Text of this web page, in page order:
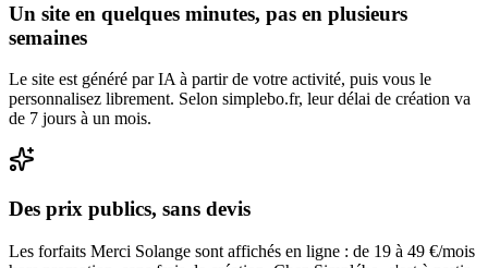
Un site en quelques minutes, pas en plusieurs
semaines
Le site est généré par IA à partir de votre activité, puis vous le
personnalisez librement. Selon simplebo.fr, leur délai de création va
de 7 jours à un mois.
Des prix publics, sans devis
Les forfaits Merci Solange sont affichés en ligne : de 19 à 49 €/mois